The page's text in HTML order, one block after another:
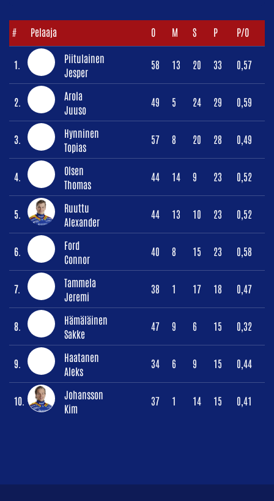
# Pelaaja O M S P P/O
1.
Piitulainen
Jesper
58 13 20 33 0,57
2.
Arola
Juuso
49 5 24 29 0,59
3.
Hynninen
Topias
57 8 20 28 0,49
4.
Olsen
Thomas
44 14 9 23 0,52
5.
Ruuttu
Alexander
44 13 10 23 0,52
6.
Ford
Connor
40 8 15 23 0,58
7.
Tammela
Jeremi
38 1 17 18 0,47
8.
Hämäläinen
Sakke
47 9 6 15 0,32
9.
Haatanen
Aleks
34 6 9 15 0,44
10.
Johansson
Kim
37 1 14 15 0,41